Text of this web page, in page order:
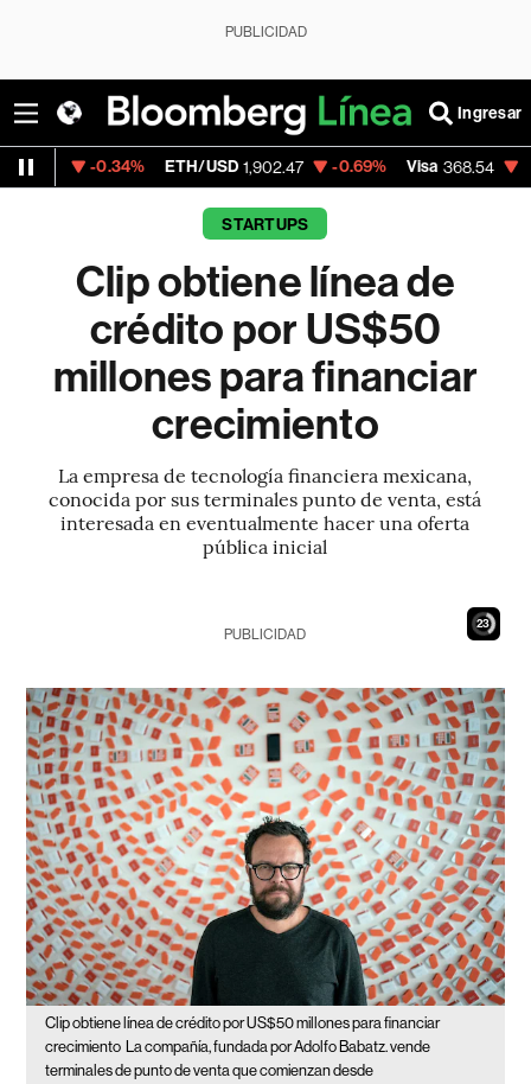
PUBLICIDAD
Ingresar
ETH/USD 1,902.47 -0.69% Visa 368.54 -0.28%
STARTUPS
Clip obtiene línea de
crédito por US$50
millones para financiar
crecimiento
La empresa de tecnología financiera mexicana,
conocida por sus terminales punto de venta, está
interesada en eventualmente hacer una oferta
pública inicial
21
PUBLICIDAD
Clip obtiene línea de crédito por US$50 millones para financiar
crecimiento La compañía, fundada por Adolfo Babatz. vende
terminales de punto de venta que comienzan desde